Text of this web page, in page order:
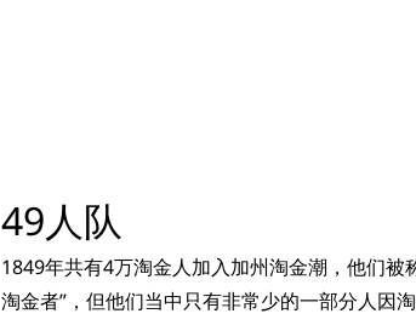
49人队
1849年共有4万淘金人加入加州淘金潮，他们被
淘金者”，但他们当中只有非常少的一部分人因